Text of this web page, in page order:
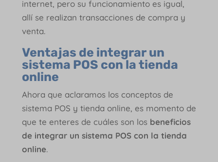
internet, pero su funcionamiento es igual,
allí se realizan transacciones de compra y
venta.
Ventajas de integrar un
sistema POS con la tienda
online
Ahora que aclaramos los conceptos de
sistema POS y tienda online, es momento de
que te enteres de cuáles son los beneficios
de integrar un sistema POS con la tienda
online.